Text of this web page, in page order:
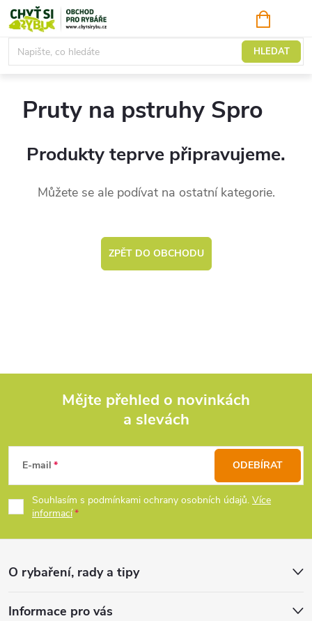
Přejít
na
obsah
HLEDAT
KOŠÍK
Pruty na pstruhy
Pruty na pstruhy Spro
Produkty teprve připravujeme.
Můžete se ale podívat na ostatní kategorie.
ZPĚT DO OBCHODU
p
a
Mějte přehled o novinkách
a slevách
E-mail
Souhlasím s podmínkami ochrany osobních údajů. Více
informací
ODEBÍRAT
O rybaření, rady a tipy
Informace pro vás